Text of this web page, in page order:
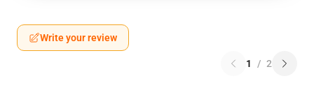
Write your review
1 / 2